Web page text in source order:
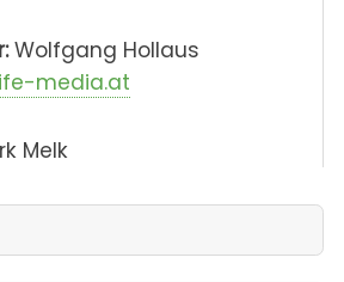
Wolfgang Hollaus
media.at
Melk